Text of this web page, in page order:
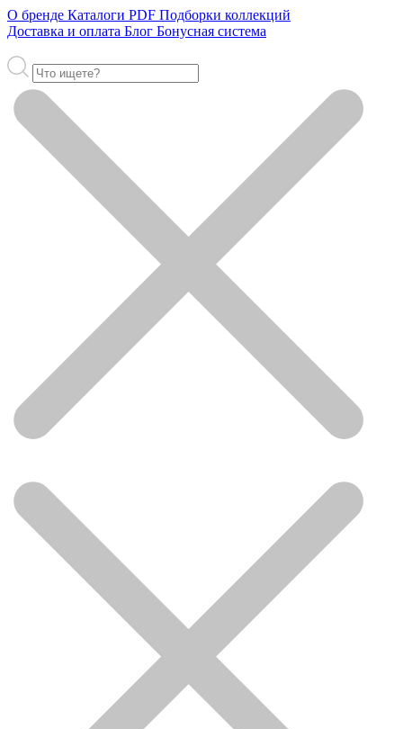
О бренде Каталоги PDF Подборки коллекций
Доставка и оплата Блог Бонусная система